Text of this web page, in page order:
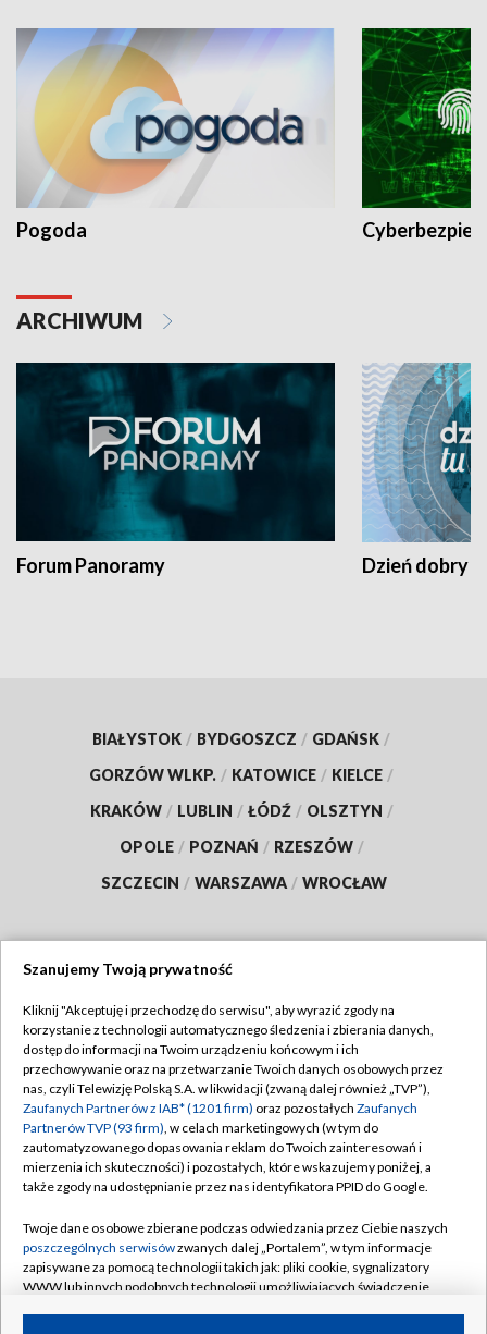
Pogoda
ARCHIWUM
Forum Panoramy Dzień dobry
BIAŁYSTOK / BYDGOSZCZ / GDAŃSK /
GORZÓW WLKP. / KATOWICE / KIELCE /
KRAKÓW / LUBLIN / ŁÓDŹ / OLSZTYN /
OPOLE / POZNAŃ / RZESZÓW /
SZCZECIN / WARSZAWA / WROCŁAW
TVP
Abonament TVP
Emisja w TVP
Centrum informacji TVP
Naziemna Telewizja Cyfrowa
Rada Programowa
System NOS
Informacje o nadawcy
Regulamin TVP
Polityka prywatności
Moje zgody
Pomoc
Kontakt
Kanały
Szanujemy Twoją prywatność
Kliknij "Akceptuję i przechodzę do serwisu", aby wyrazić zgody na
korzystanie z technologii automatycznego śledzenia i zbierania danych,
dostęp do informacji na Twoim urządzeniu końcowym i ich
przechowywanie oraz na przetwarzanie Twoich danych osobowych przez
nas, czyli Telewizję Polską S.A. w likwidacji (zwaną dalej również „TVP”),
Zaufanych Partnerów z IAB* (1201 firm) oraz pozostałych Zaufanych
Partnerów TVP (93 firm), w celach marketingowych (w tym do
zautomatyzowanego dopasowania reklam do Twoich zainteresowań i
mierzenia ich skuteczności) i pozostałych, które wskazujemy poniżej, a
także zgody na udostępnianie przez nas identyfikatora PPID do Google.
Twoje dane osobowe zbierane podczas odwiedzania przez Ciebie naszych
poszczególnych serwisówzwanych dalej „Portalem”, w tym informacje
zapisywane za pomocą technologii takich jak: pliki cookie, sygnalizatory
WWW lub innych podobnych technologii umożliwiających świadczenie